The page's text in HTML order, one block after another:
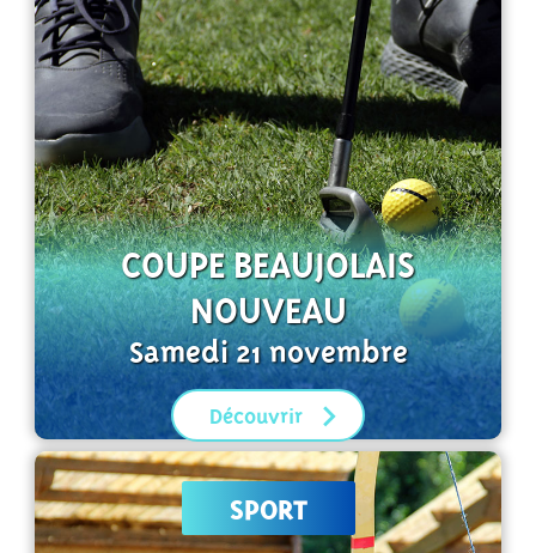
COUPE BEAUJOLAIS
NOUVEAU
Samedi 21 novembre
Découvrir
SPORT